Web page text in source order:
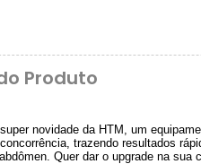
Produto
novidade da HTM, um
trazendo resultados
Quer dar o upgrade na